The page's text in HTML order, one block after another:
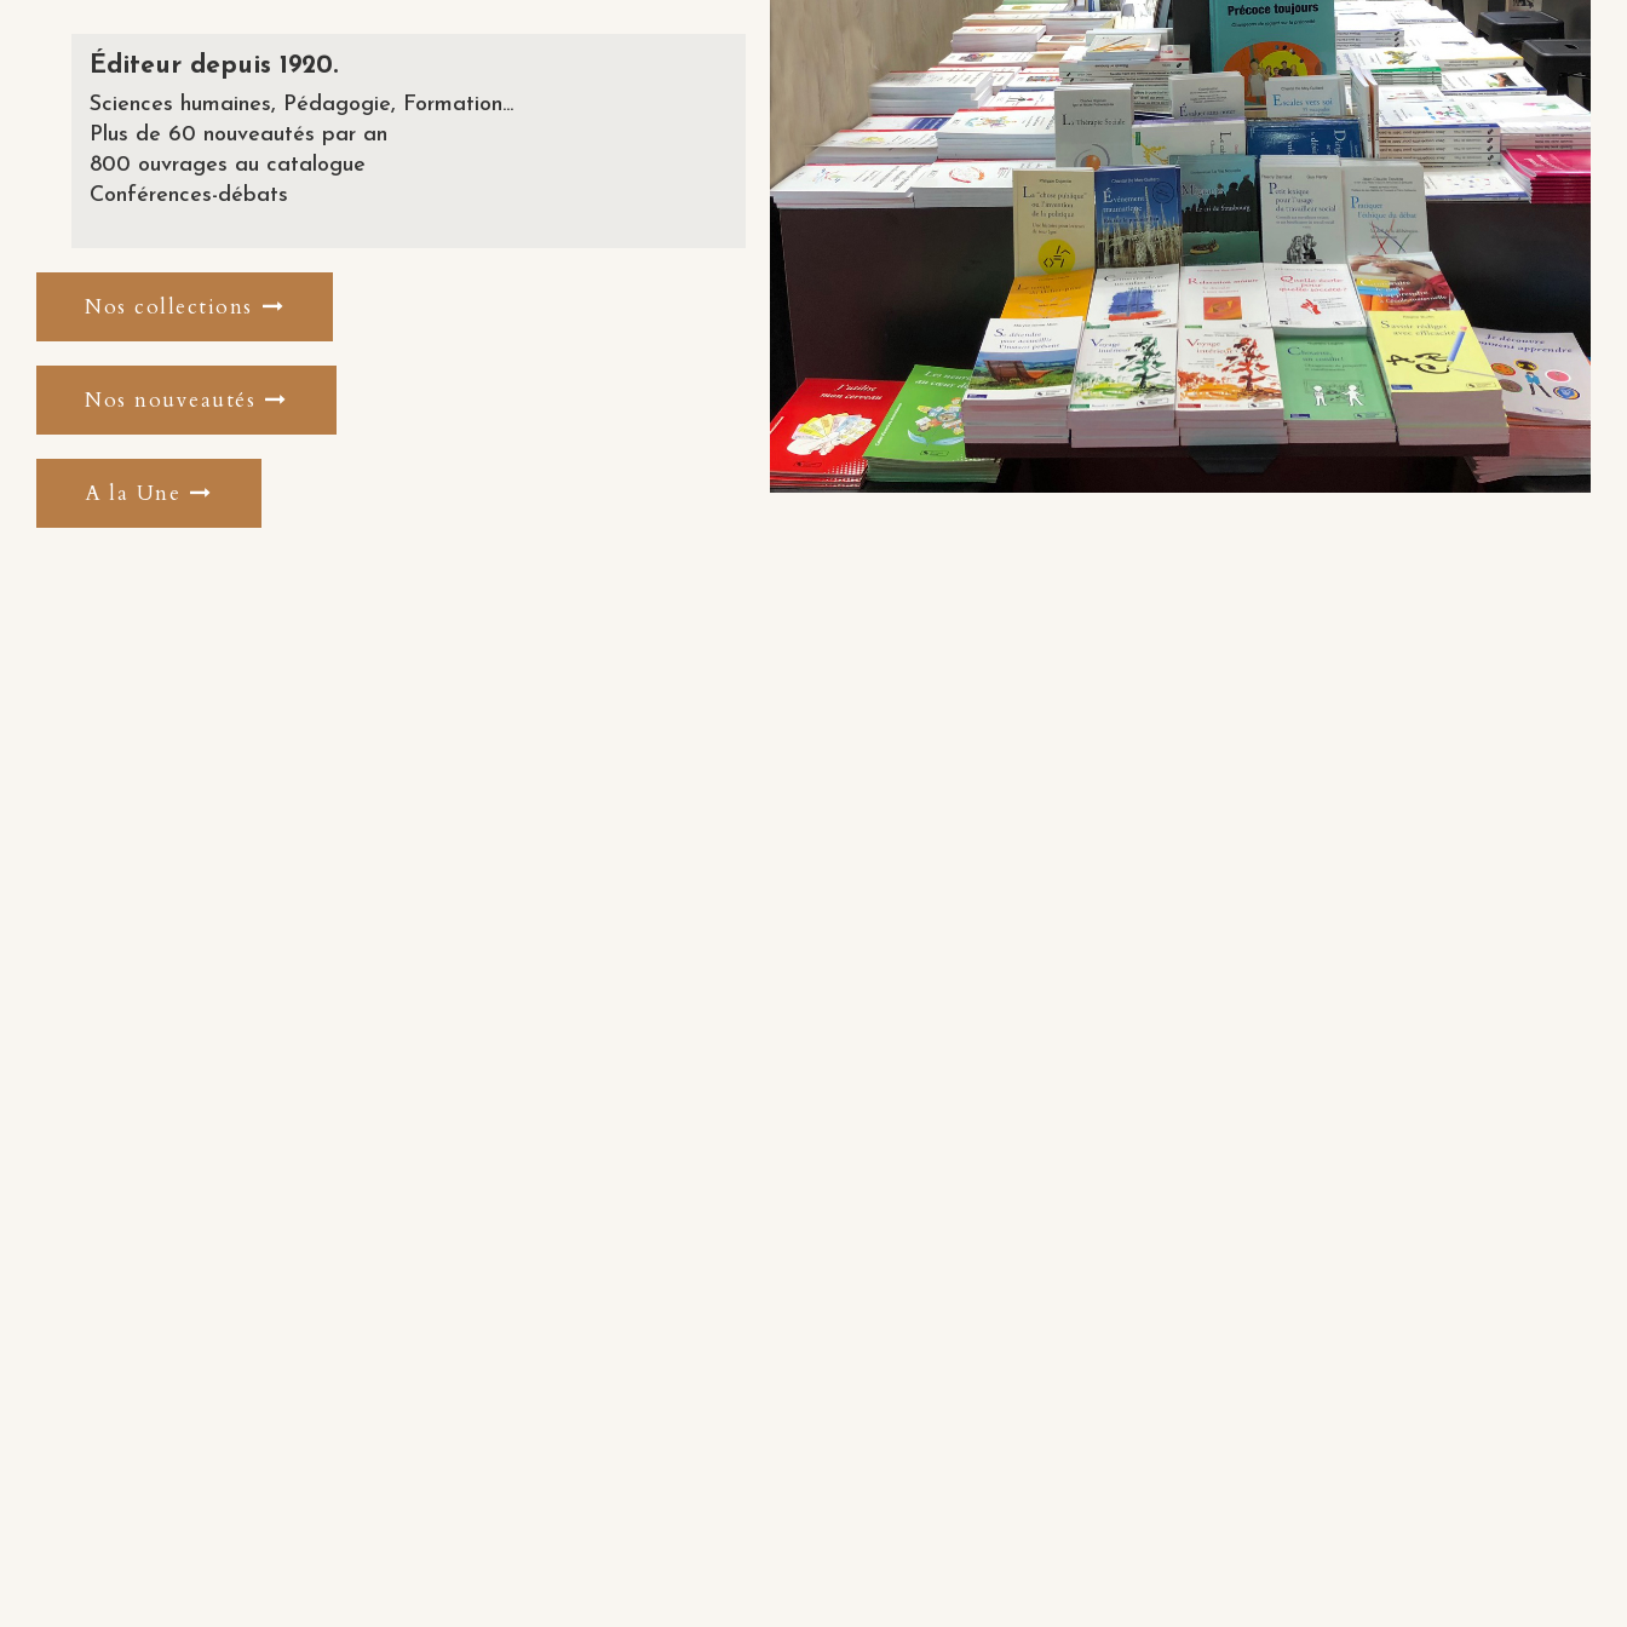
Éditeur depuis 1920.
Sciences humaines, Pédagogie, Formation...
Plus de 60 nouveautés par an
800 ouvrages au catalogue
Conférences-débats
Nos collections
Nos nouveautés
A la Une